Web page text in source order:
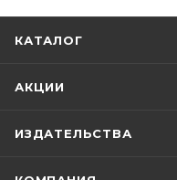
КАТАЛОГ
АКЦИИ
ИЗДАТЕЛЬСТВА